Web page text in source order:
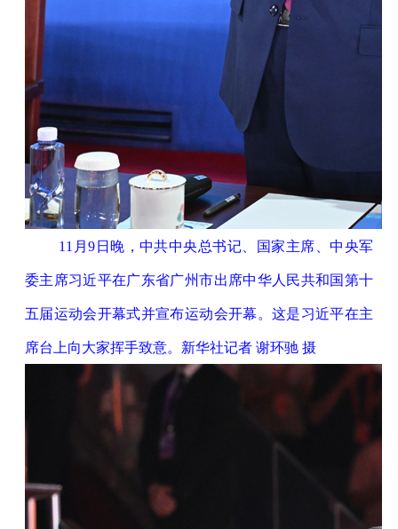
11月9日晚，中共中央总书记、国家主席、中央军
委主席习近平在广东省广州市出席中华人民共和国第十
五届运动会开幕式并宣布运动会开幕。这是习近平在主
席台上向大家挥手致意。新华社记者 谢环驰 摄